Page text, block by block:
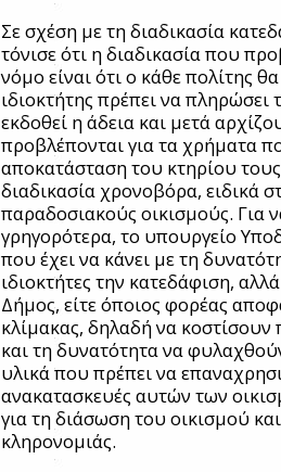
Σε σχέση με τη διαδικασία
τόνισε ότι η διαδικασία που
νόμο είναι ότι ο κάθε πολίτης
ιδιοκτήτης πρέπει να πληρώσει
εκδοθεί η άδεια και μετά
προβλέπονται για τα χρήματα
αποκατάσταση του κτηρίου
διαδικασία χρονοβόρα, ειδικά
παραδοσιακούς οικισμούς. Για
γρηγορότερα, το υπουργείο
που έχει να κάνει με τη
ιδιοκτήτες την κατεδάφιση,
Δήμος, είτε όποιος φορέας
κλίμακας, δηλαδή να κοστίσουν
και τη δυνατότητα να
υλικά που πρέπει να
ανακατασκευές αυτών των
για τη διάσωση του οικισμού
κληρονομιάς.